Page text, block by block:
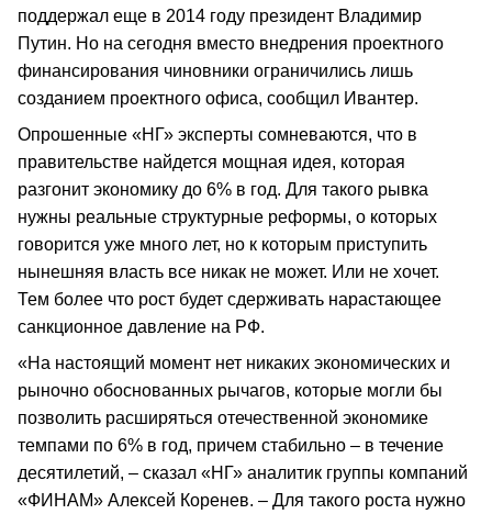
поддержал еще в 2014 году президент Владимир
Путин. Но на сегодня вместо внедрения проектного
финансирования чиновники ограничились лишь
созданием проектного офиса, сообщил Ивантер.
Опрошенные «НГ» эксперты сомневаются, что в
правительстве найдется мощная идея, которая
разгонит экономику до 6% в год. Для такого рывка
нужны реальные структурные реформы, о которых
говорится уже много лет, но к которым приступить
нынешняя власть все никак не может. Или не хочет.
Тем более что рост будет сдерживать нарастающее
санкционное давление на РФ.
«На настоящий момент нет никаких экономических и
рыночно обоснованных рычагов, которые могли бы
позволить расширяться отечественной экономике
темпами по 6% в год, причем стабильно – в течение
десятилетий, – сказал «НГ» аналитик группы компаний
«ФИНАМ» Алексей Коренев. – Для такого роста нужно